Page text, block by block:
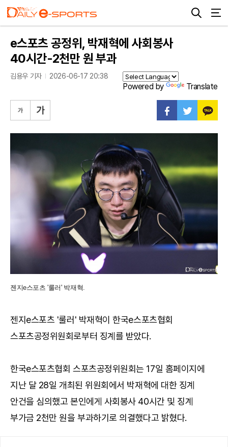
e스포츠 공정위, 박재혁에 사회봉사
40시간-2천만 원 부과
김용우 기자 2026-06-17 20:38
Powered by Translate
젠지e스포츠 '룰러' 박재혁.
젠지e스포츠 '룰러' 박재혁이 한국e스포츠협회
스포츠공정위원회로부터 징계를 받았다.
한국e스포츠협회 스포츠공정위원회는 17일 홈페이지에
지난 달 28일 개최된 위원회에서 박재혁에 대한 징계
안건을 심의했고 본인에게 사회봉사 40시간 및 징계
부가금 2천만 원을 부과하기로 의결했다고 밝혔다.